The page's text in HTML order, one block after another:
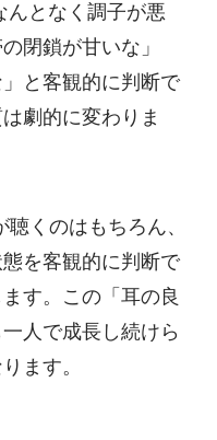
んとなく調子が悪
閉鎖が甘いな」
」と客観的に判断で
劇的に変わりま
くのはもちろん、
を客観的に判断で
す。この「耳の良
人で成長し続けら
ます。